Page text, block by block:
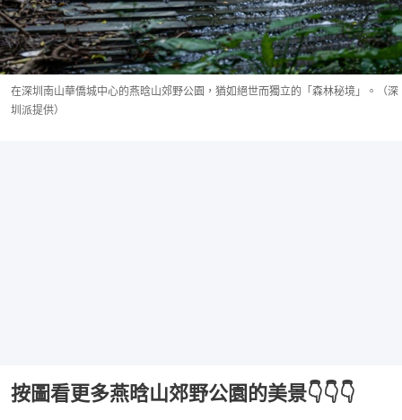
在深圳南山華僑城中心的燕晗山郊野公園，猶如絕世而獨立的「森林秘境」。（深
圳派提供）
按圖看更多燕晗山郊野公園的美景👇👇👇